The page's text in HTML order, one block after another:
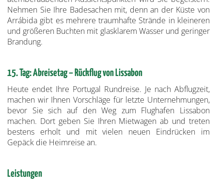
Nehmen Sie Ihre Badesachen mit, denn an der Küste von
Arrábida gibt es mehrere traumhafte Strände in kleineren
und größeren Buchten mit glasklarem Wasser und geringer
Brandung.
15. Tag: Abreisetag – Rückflug von Lissabon
Heute endet Ihre Portugal Rundreise. Je nach Abflugzeit,
machen wir Ihnen Vorschläge für letzte Unternehmungen,
bevor Sie sich auf den Weg zum Flughafen Lissabon
machen. Dort geben Sie Ihren Mietwagen ab und treten
bestens erholt und mit vielen neuen Eindrücken im
Gepäck die Heimreise an.
Leistungen